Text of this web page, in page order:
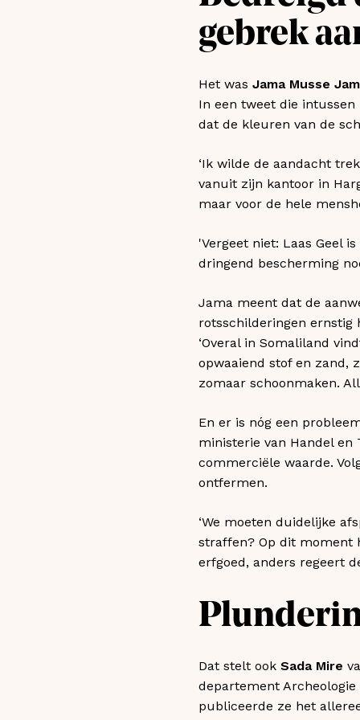
gebrek
Het was Jama Musse
In een tweet die
dat de kleuren van de
‘Ik wilde de aandacht
vanuit zijn kantoor in
maar voor de hele
'Vergeet niet: Laas Geel
dringend bescherming
Jama meent dat de
rotsschilderingen ernstig
‘Overal in Somaliland
opwaaiend stof en zand,
zomaar schoonmaken.
En er is nóg een
ministerie van Handel
commerciële waarde.
ontfermen.
‘We moeten duidelijke
straffen? Op dit moment
erfgoed, anders regeert
Dat stelt ook Sada Mire
departement
publiceerde ze het